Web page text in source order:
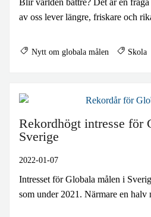
av oss lever längre, friskare och
Nytt om globala målen Skola
Rekordhögt intresse för
Sverige
2022-01-07
Intresset för Globala målen i
som under 2021. Närmare en halv